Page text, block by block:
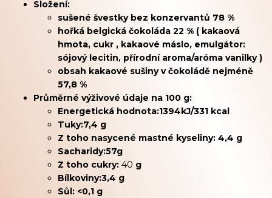
Složení:
sušené švestky bez konzervantů 78 %
hořká belgická čokoláda 22 % ( kakaová
hmota, cukr , kakaové máslo, emulgátor:
sójový lecitin, přírodní aroma/aróma vanilky )
obsah kakaové sušiny v čokoládě nejméně
57,8 %
Průměrné výživové údaje na 100 g:
Energetická hodnota:1394kJ/331 kcal
Tuky:7,4 g
Z toho nasycené mastné kyseliny: 4,4 g
Sacharidy:57g
Z toho cukry: 40 g
Bílkoviny:3,4 g
Sůl: <0,1 g